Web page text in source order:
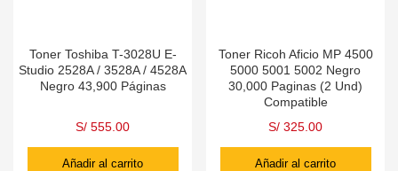
Toner Toshiba T-3028U E-
Studio 2528A / 3528A / 4528A
Negro 43,900 Páginas
S/ 555.00
Añadir al carrito
Toner Ricoh Aficio MP 4500
5000 5001 5002 Negro
30,000 Paginas (2 Und)
Compatible
S/ 325.00
Añadir al carrito